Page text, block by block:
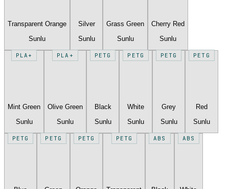
Transparent Orange
Sunlu
Silver
Sunlu
Grass Green
Sunlu
Cherry Red
Sunlu
PLA+
Mint Green
Sunlu
PLA+
Olive Green
Sunlu
PETG
Black
Sunlu
PETG
White
Sunlu
PETG
Grey
Sunlu
PETG
Red
Sunlu
PETG PETG PETG PETG ABS ABS